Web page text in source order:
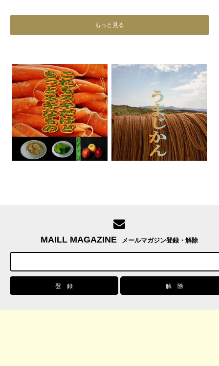
もっと見る
MAILL MAGAZINE メールマガジン登録・解除